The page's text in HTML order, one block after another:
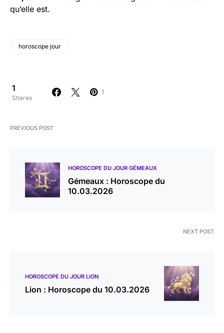
qu’elle est.
horoscope jour
1
Shares
1
PREVIOUS POST
HOROSCOPE DU JOUR GÉMEAUX
Gémeaux : Horoscope du
10.03.2026
NEXT POST
HOROSCOPE DU JOUR LION
Lion : Horoscope du 10.03.2026